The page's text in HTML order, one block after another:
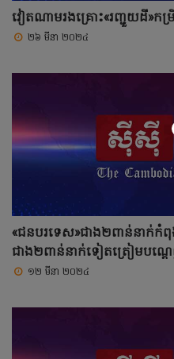
វៀតណាមរងគ្រោះ«រញ្ជួយដី»កម្
២៦ មីនា ២០២៤
«ជនបរទេស»ជាង២ពាន់នាក់កំពុ
ជាង២ពាន់នាក់ទៀតត្រៀមបណ្
១២ មីនា ២០២៤